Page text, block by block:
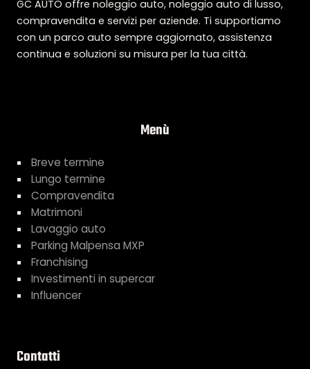
GC AUTO offre noleggio auto, noleggio auto di lusso,
compravendita e servizi per aziende. Ti supportiamo
con un parco auto sempre aggiornato, assistenza
continua e soluzioni su misura per la tua città.
Menù
Breve termine
Lungo termine
Compravendita
Matrimoni
Lavaggio auto
Parking Malpensa MXP
Franchising
Investimenti in supercar
Influencer
Contatti